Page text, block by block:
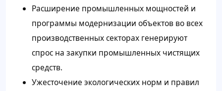
Расширение промышленных мощностей и
программы модернизации объектов во всех
производственных секторах генерируют
спрос на закупки промышленных чистящих
средств.
Ужесточение экологических норм и правил